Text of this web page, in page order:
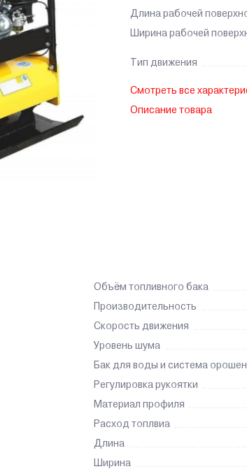
Длина рабочей
Ширина рабочей
Тип движения
Смотреть все
Описание товара
Объём топливного бака
Производительность
Скорость движения
Уровень шума
Бак для воды и система
Регулировка рукоятки
Материал профиля
Расход топлвиа
Длина
Ширина